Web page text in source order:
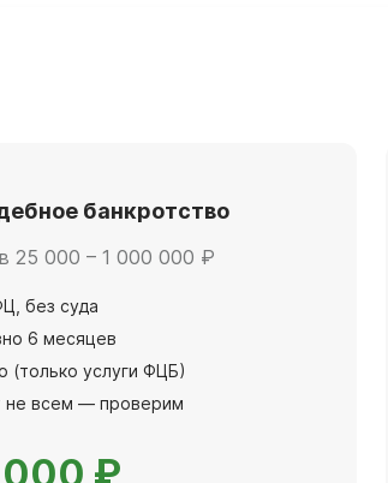
банкротство
25 000 – 1 000 000 ₽
без суда
6 месяцев
(только услуги ФЦБ)
не всем — проверим